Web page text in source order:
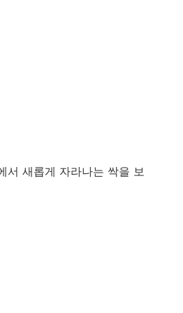
서 새롭게 자라나는 싹을 보